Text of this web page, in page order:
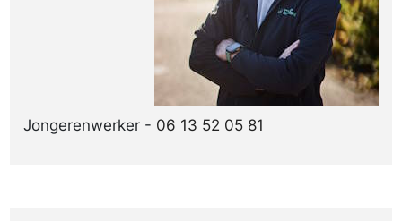
Jongerenwerker - 06 13 52 05 81